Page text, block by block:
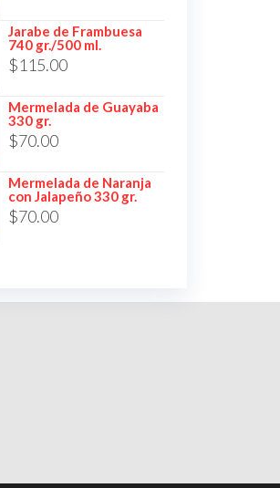
Jarabe de Frambuesa
740 gr./500 ml.
$115.00
Mermelada de Guayaba
330 gr.
$70.00
Mermelada de Naranja
con Jalapeño 330 gr.
$70.00